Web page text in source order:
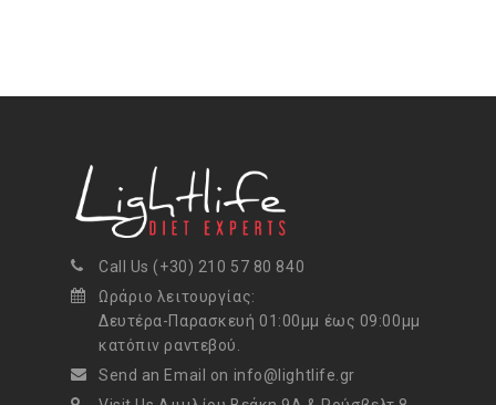
Call Us (+30) 210 57 80 840
Ωράριο λειτουργίας:
Δευτέρα-Παρασκευή 01:00μμ έως 09:00μμ
κατόπιν ραντεβού.
Send an Email on info@lightlife.gr